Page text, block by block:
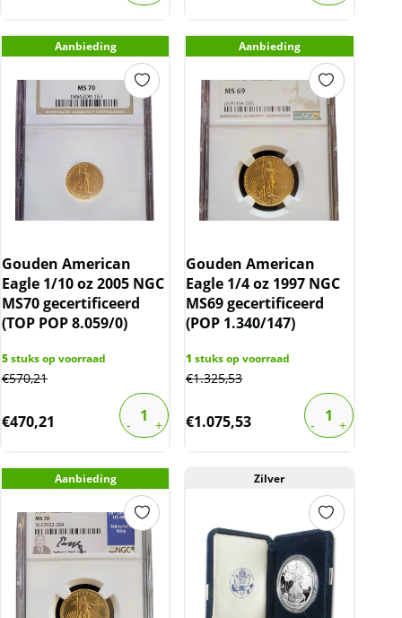
Aanbieding
Gouden American
Eagle 1/10 oz 2005 NGC
MS70 gecertificeerd
(TOP POP 8.059/0)
5stuks op voorraad
€570,21
€470,21
Aanbieding
Gouden American
Eagle 1/4 oz 1997 NGC
MS69 gecertificeerd
(POP 1.340/147)
1 stuks op voorraad
€1.325,53
€1.075,53
Aanbieding Zilver